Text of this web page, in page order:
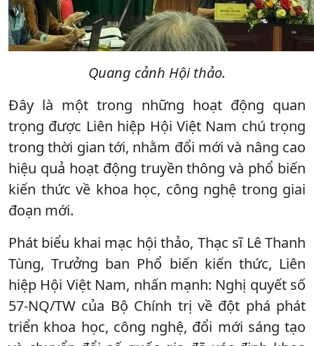
Quang cảnh Hội thảo.
Đây là một trong những hoạt động quan
trọng được Liên hiệp Hội Việt Nam chú trọng
trong thời gian tới, nhằm đổi mới và nâng cao
hiệu quả hoạt động truyền thông và phổ biến
kiến thức về khoa học, công nghệ trong giai
đoạn mới.
Phát biểu khai mạc hội thảo, Thạc sĩ Lê Thanh
Tùng, Trưởng ban Phổ biến kiến thức, Liên
hiệp Hội Việt Nam, nhấn mạnh: Nghị quyết số
57-NQ/TW của Bộ Chính trị về đột phá phát
triển khoa học, công nghệ, đổi mới sáng tạo